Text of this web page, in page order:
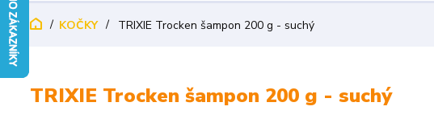
KOČKY TRIXIE Trocken šampon 200 g - suchý
TRIXIE Trocken šampon 200 g - suchý